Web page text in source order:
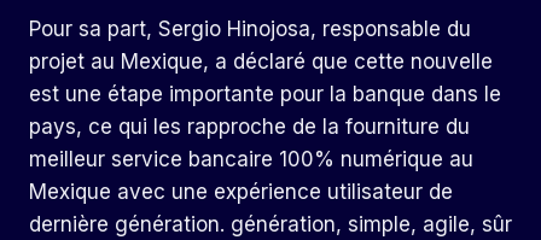
Pour sa part, Sergio Hinojosa, responsable du
projet au Mexique, a déclaré que cette nouvelle
est une étape importante pour la banque dans le
pays, ce qui les rapproche de la fourniture du
meilleur service bancaire 100% numérique au
Mexique avec une expérience utilisateur de
dernière génération. génération, simple, agile, sûr